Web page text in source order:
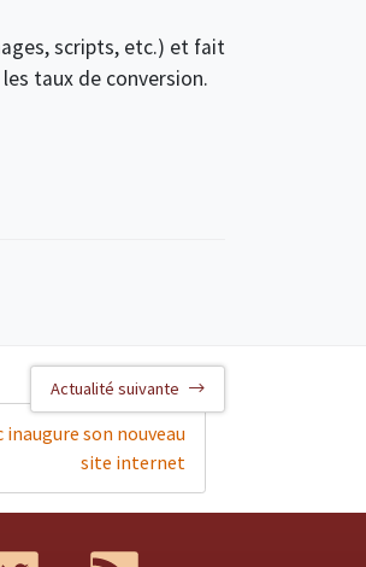
scripts, etc.) et fait
taux de conversion.
Actualité suivante
inaugure son nouveau
site internet